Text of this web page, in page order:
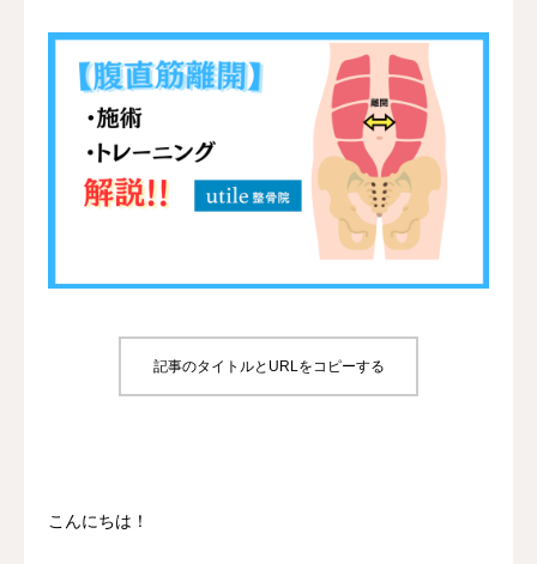
記事のタイトルとURLをコピーする
こんにちは！
施術紹介
院長紹介